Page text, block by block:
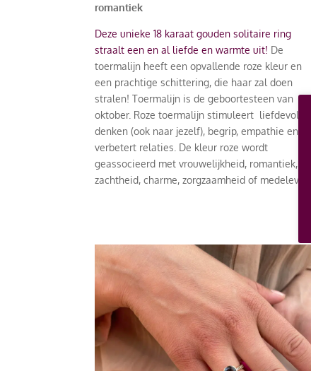
romantiek
Deze unieke 18 karaat gouden solitaire ring
straalt een en al liefde en warmte uit! De
toermalijn heeft een opvallende roze kleur en
een prachtige schittering, die haar zal doen
stralen! Toermalijn is de geboortesteen van
oktober. Roze toermalijn stimuleert liefdevol
denken (ook naar jezelf), begrip, empathie en
verbetert relaties. De kleur roze wordt
geassocieerd met vrouwelijkheid, romantiek,
zachtheid, charme, zorgzaamheid of medeleven.